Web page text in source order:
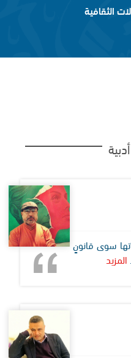
الثقافية
سوى قانونٍ
المزيد